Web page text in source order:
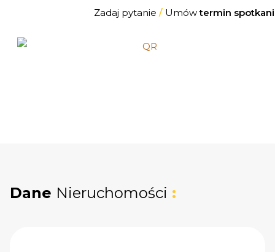
Zadaj pytanie /Umówtermin
Dane Nieruchomości :